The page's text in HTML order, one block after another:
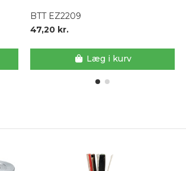
BTT EZ2209
47,20 kr.
Læg i kurv